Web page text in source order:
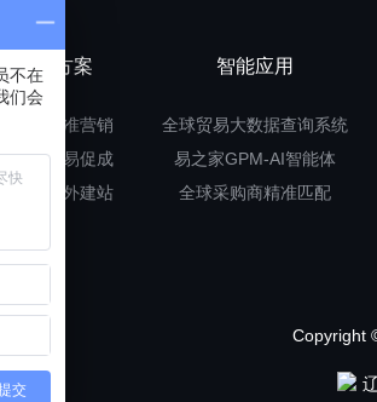
解决方案
大数据精准营销
对点贸易促成
多语言海外建站
智能应用
全球贸易大数据查询系统
易之家GPM-AI智能体
全球采购商精准匹配
Copyright
不在
们会
交